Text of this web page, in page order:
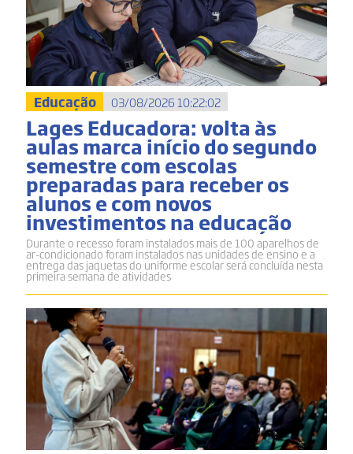
Educação 03/08/2026 10:22:02
Lages Educadora: volta às
aulas marca início do segundo
semestre com escolas
preparadas para receber os
alunos e com novos
investimentos na educação
Durante o recesso foram instalados mais de 100 aparelhos de
ar-condicionado foram instalados nas unidades de ensino e a
entrega das jaquetas do uniforme escolar será concluída nesta
primeira semana de atividades